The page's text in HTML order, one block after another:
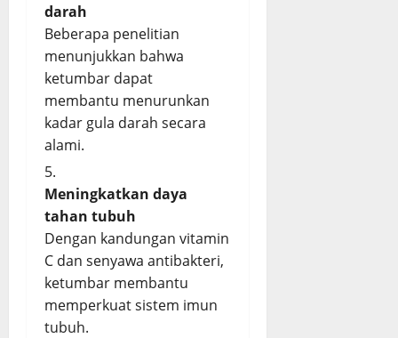
darah
Beberapa penelitian
menunjukkan bahwa
ketumbar dapat
membantu menurunkan
kadar gula darah secara
alami.
Meningkatkan daya
tahan tubuh
Dengan kandungan vitamin
C dan senyawa antibakteri,
ketumbar membantu
memperkuat sistem imun
tubuh.